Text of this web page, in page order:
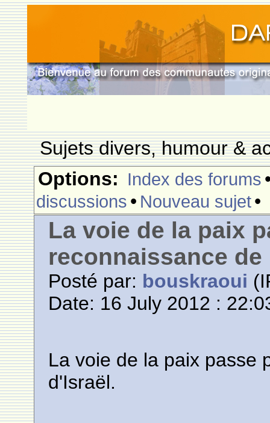
Sujets divers, humour &
Options: Index des forums
discussions • Nouveau sujet•
La voie de la paix
reconnaissance
Posté par: bouskraoui
Date: 16 July 2012 :
La voie de la paix passe
d'Israël.